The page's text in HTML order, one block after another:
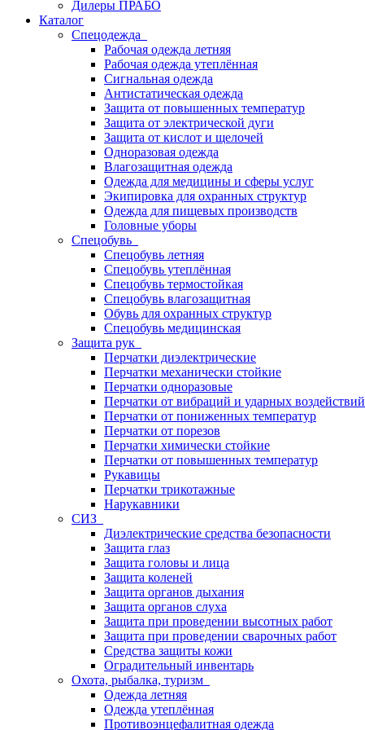
Дилеры ПРАБО
Каталог
Спецодежда
Рабочая одежда летняя
Рабочая одежда утеплённая
Сигнальная одежда
Антистатическая одежда
Защита от повышенных температур
Защита от электрической дуги
Защита от кислот и щелочей
Одноразовая одежда
Влагозащитная одежда
Одежда для медицины и сферы услуг
Экипировка для охранных структур
Одежда для пищевых производств
Головные уборы
Спецобувь
Спецобувь летняя
Спецобувь утеплённая
Спецобувь термостойкая
Спецобувь влагозащитная
Обувь для охранных структур
Спецобувь медицинская
Защита рук
Перчатки диэлектрические
Перчатки механически стойкие
Перчатки одноразовые
Перчатки от вибраций и ударных воздействий
Перчатки от пониженных температур
Перчатки от порезов
Перчатки химически стойкие
Перчатки от повышенных температур
Рукавицы
Перчатки трикотажные
Нарукавники
СИЗ
Диэлектрические средства безопасности
Защита глаз
Защита головы и лица
Защита коленей
Защита органов дыхания
Защита органов слуха
Защита при проведении высотных работ
Защита при проведении сварочных работ
Средства защиты кожи
Оградительный инвентарь
Охота, рыбалка, туризм
Одежда летняя
Одежда утеплённая
Противоэнцефалитная одежда